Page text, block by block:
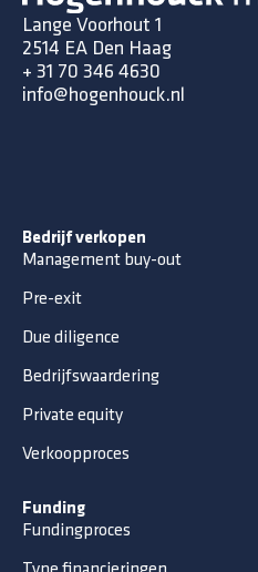
Lange Voorhout 1
2514 EA Den Haag
+ 31 70 346 4630
info@hogenhouck.nl
Bedrijf verkopen
Management buy-out
Pre-exit
Due diligence
Bedrijfswaardering
Private equity
Verkoopproces
Funding
Fundingproces